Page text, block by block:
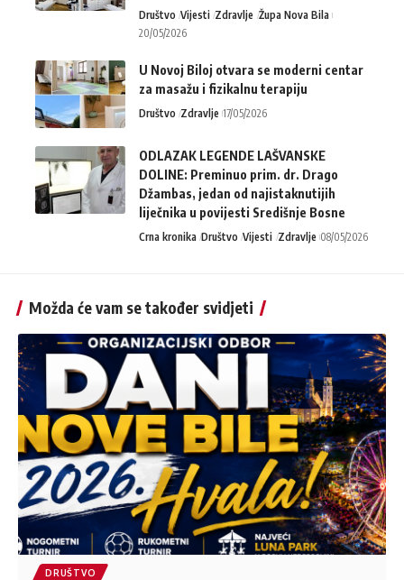
Društvo Vijesti Zdravlje Župa Nova Bila
20/05/2026
U Novoj Biloj otvara se moderni centar
za masažu i fizikalnu terapiju
Društvo Zdravlje 17/05/2026
ODLAZAK LEGENDE LAŠVANSKE
DOLINE: Preminuo prim. dr. Drago
Džambas, jedan od najistaknutijih
liječnika u povijesti Središnje Bosne
Crna kronika Društvo Vijesti Zdravlje 08/05/2026
Možda će vam se također svidjeti
DRUŠTVO